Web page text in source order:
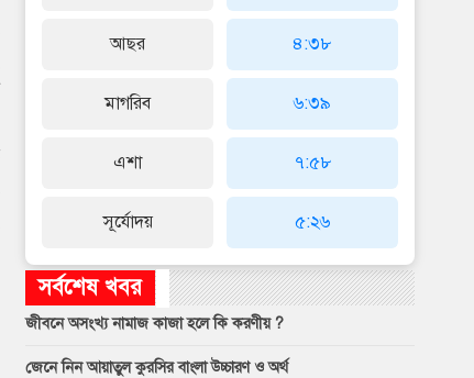
আছর
মাগরিব
এশা
সূর্যোদয়
৪:৩৮
৬:৩৯
৭:৫৮
৫:২৬
সর্বশেষ খবর
জীবনে অসংখ্য নামাজ কাজা হলে কি করণীয় ?
জেনে নিন আয়াতুল কুরসির বাংলা উচ্চারণ ও অর্থ